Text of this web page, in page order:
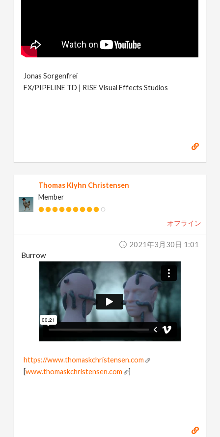
Jonas Sorgenfrei
FX/PIPELINE TD | RISE Visual Effects Studios
Thomas Klyhn Christensen
Member
オフライン
2021年3月30日 1:01
Burrow
https://www.thomaskchristensen.com
[www.thomaskchristensen.com ]